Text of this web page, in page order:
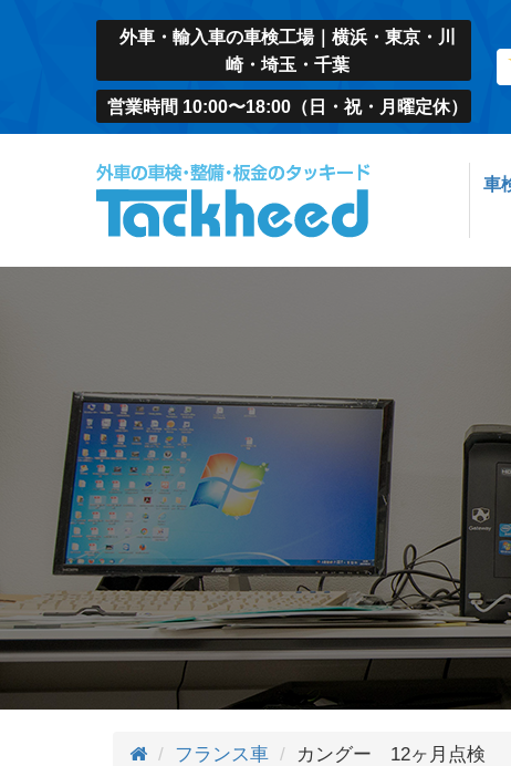
外車・輸入車の車検工場｜横浜・東京・川
崎・埼玉・千葉
営業時間 10:00〜18:00（日・祝・月曜定休）
車
フランス車 カングー 12ヶ月点検